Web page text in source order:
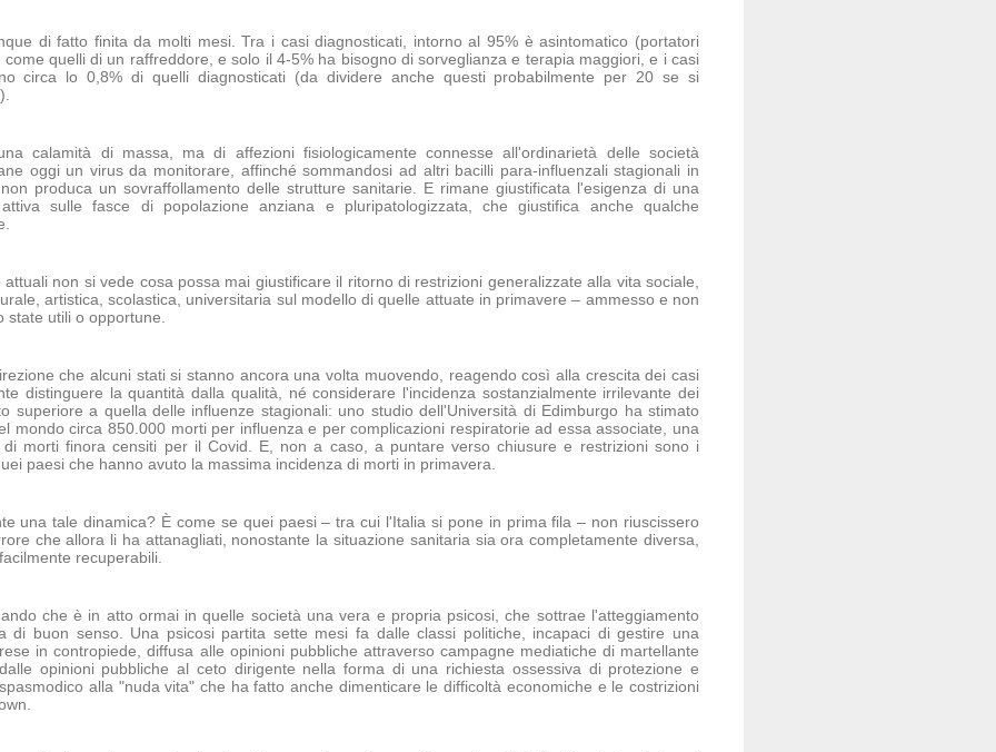
di fatto finita da molti mesi. Tra i casi diagnosticati, intorno al 95% è asintomatico (portatori
quelli di un raffreddore, e solo il 4-5% ha bisogno di sorveglianza e terapia maggiori, e i casi
circa lo 0,8% di quelli diagnosticati (da dividere anche questi probabilmente per 20 se si
calamità di massa, ma di affezioni fisiologicamente connesse all'ordinarietà delle società
oggi un virus da monitorare, affinché sommandosi ad altri bacilli para-influenzali stagionali in
produca un sovraffollamento delle strutture sanitarie. E rimane giustificata l'esigenza di una
sulle fasce di popolazione anziana e pluripatologizzata, che giustifica anche qualche
non si vede cosa possa mai giustificare il ritorno di restrizioni generalizzate alla vita sociale,
artistica, scolastica, universitaria sul modello di quelle attuate in primavere – ammesso e non
utili o opportune.
che alcuni stati si stanno ancora una volta muovendo, reagendo così alla crescita dei casi
distinguere la quantità dalla qualità, né considerare l'incidenza sostanzialmente irrilevante dei
superiore a quella delle influenze stagionali: uno studio dell'Università di Edimburgo ha stimato
mondo circa 850.000 morti per influenza e per complicazioni respiratorie ad essa associate, una
morti finora censiti per il Covid. E, non a caso, a puntare verso chiusure e restrizioni sono i
paesi che hanno avuto la massima incidenza di morti in primavera.
una tale dinamica? È come se quei paesi – tra cui l'Italia si pone in prima fila – non riuscissero
che allora li ha attanagliati, nonostante la situazione sanitaria sia ora completamente diversa,
recuperabili.
che è in atto ormai in quelle società una vera e propria psicosi, che sottrae l'atteggiamento
di buon senso. Una psicosi partita sette mesi fa dalle classi politiche, incapaci di gestire una
in contropiede, diffusa alle opinioni pubbliche attraverso campagne mediatiche di martellante
opinioni pubbliche al ceto dirigente nella forma di una richiesta ossessiva di protezione e
alla "nuda vita" che ha fatto anche dimenticare le difficoltà economiche e le costrizioni